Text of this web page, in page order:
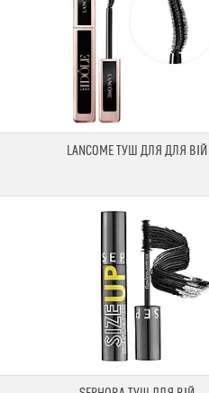
LANCOME ТУШ ДЛЯ ДЛЯ ВІЙ